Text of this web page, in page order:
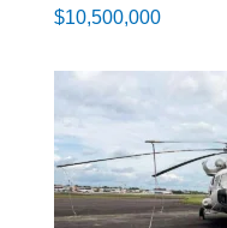
$10,500,000